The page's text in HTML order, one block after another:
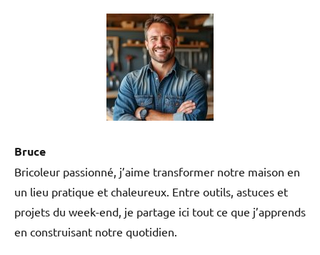
Bruce
Bricoleur passionné, j’aime transformer notre maison en
un lieu pratique et chaleureux. Entre outils, astuces et
projets du week-end, je partage ici tout ce que j’apprends
en construisant notre quotidien.